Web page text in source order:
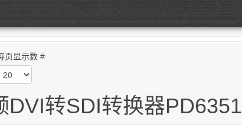
页显示数 #
DVI转SDI转换器PD6351